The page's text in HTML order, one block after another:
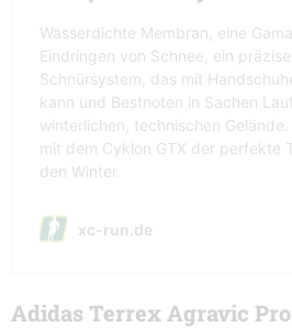
Adidas Terrex Agravic Pro